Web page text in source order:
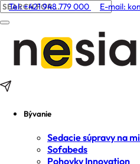
Tel: +421 948 779 000 E-mail:
Bývanie
Sedacie súpravy na
Sofabeds
Pohovky Innovation